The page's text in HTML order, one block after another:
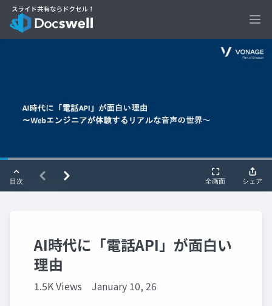
AI時代に「電話API」が面白い
理由
1.5K Views January 10, 26